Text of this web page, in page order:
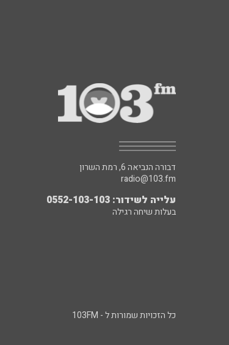
דבורה הנביאה 6, רמת השרון
radio@103.fm
עלייה לשידור: 0552-103-103
בעלות שיחה רגילה
כל הזכויות שמורות ל - 103FM